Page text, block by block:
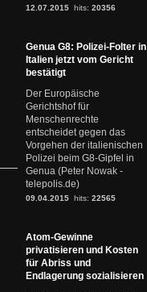
12.07.2015 hits: 20356
Genua G8: Polizei-Folter in
Italien jetzt vom Gericht
bestätigt
Der Europäische
Gerichtshof für
Menschenrechte
entscheidet gegen das
Vorgehen der italienischen
Polizei beim G8-Gipfel in
Genua (Peter Nowak -
telepolis.de)
09.04.2015 hits: 22565
Atom-Gewinne
privatisieren und Kosten
für Abriss und
Endlagerung sozialisieren